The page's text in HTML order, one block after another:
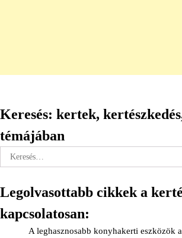
Keresés: kertek,
témájában
Keresés:
Legolvasottabb cikkek a
kapcsolatosan:
A leghasznosabb konyhakerti eszközök